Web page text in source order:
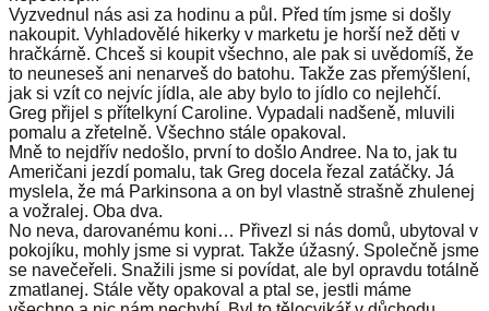
Vyzvednul nás asi za hodinu a půl. Před tím jsme si došly
nakoupit. Vyhladovělé hikerky v marketu je horší než děti v
hračkárně. Chceš si koupit všechno, ale pak si uvědomíš, že
to neuneseš ani nenarveš do batohu. Takže zas přemýšlení,
jak si vzít co nejvíc jídla, ale aby bylo to jídlo co nejlehčí.
Greg přijel s přítelkyní Caroline. Vypadali nadšeně, mluvili
pomalu a zřetelně. Všechno stále opakoval.
Mně to nejdřív nedošlo, první to došlo Andree. Na to, jak tu
Američani jezdí pomalu, tak Greg docela řezal zatáčky. Já
myslela, že má Parkinsona a on byl vlastně strašně zhulenej
a vožralej. Oba dva.
No neva, darovanému koni… Přivezl si nás domů, ubytoval v
pokojíku, mohly jsme si vyprat. Takže úžasný. Společně jsme
se navečeřeli. Snažili jsme si povídat, ale byl opravdu totálně
zmatlanej. Stále věty opakoval a ptal se, jestli máme